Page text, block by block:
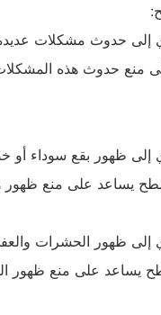
حدوث مشكلات
منع حدوث هذه
ظهور بقع سوداء أو
يساعد على منع ظهور
إلى ظهور الحشرات
يساعد على منع